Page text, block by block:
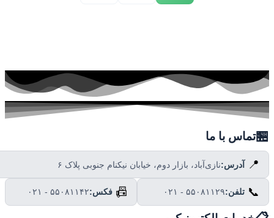
تماس با ما
📍 آدرس:نازی‌آباد، بازار دوم، خیابان نیکنام جنوبی پلاک ۶
📞 تلفن:۰۲۱ - ۵۵۰۸۱۱۲۹ 📠 فکس:۰۲۱ - ۵۵۰۸۱۱۴۲